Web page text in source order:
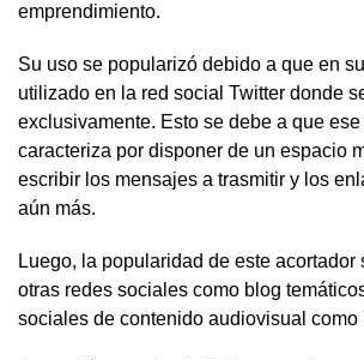
emprendimiento.
Su uso se popularizó debido a que en
utilizado en la red social Twitter donde
exclusivamente. Esto se debe a que
caracteriza por disponer de un espacio
escribir los mensajes a trasmitir y los
aún más.
Luego, la popularidad de este acortador
otras redes sociales como blog
sociales de contenido audiovisual como